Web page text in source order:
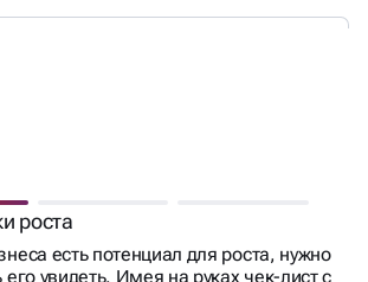
роста
есть потенциал для роста, нужно
его увидеть. Имея на руках чек-лист с